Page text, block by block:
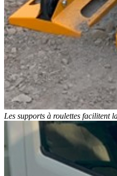
Les supports à roulettes facilitent